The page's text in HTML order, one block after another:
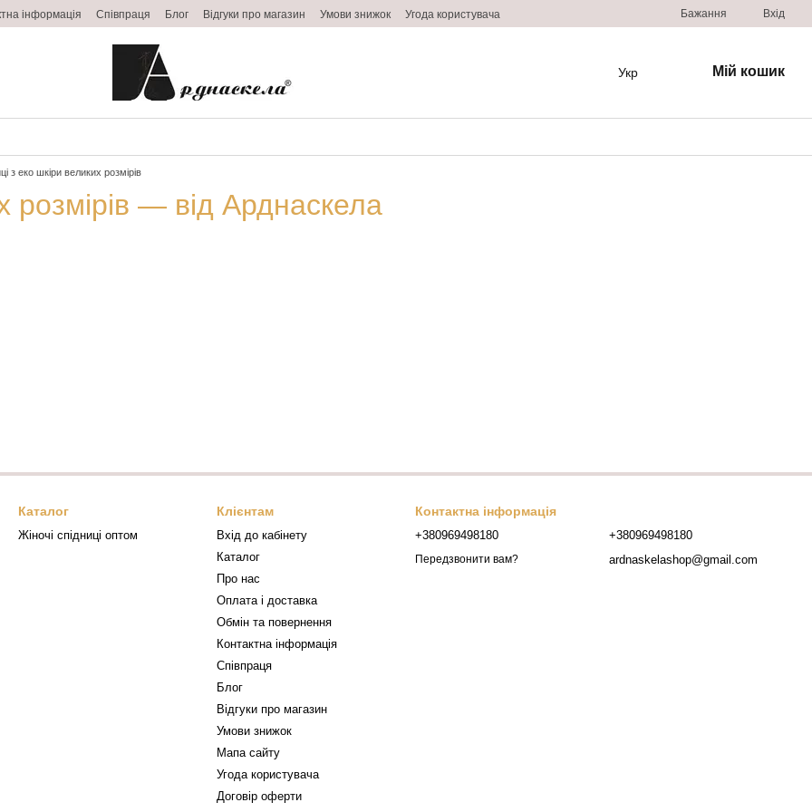
інформація Співпраця Блог Відгуки про магазин Умови знижок
Угода користувача
Бажання Вхід
Укр Мій кошик
з еко шкіри великих розмірів
розмірів — від Арднаскела
Каталог
Жіночі спідниці оптом
Клієнтам
Вхід до кабінету
Каталог
Про нас
Оплата і доставка
Обмін та повернення
Контактна інформація
Співпраця
Блог
Відгуки про магазин
Умови знижок
Мапа сайту
Угода користувача
Договір оферти
Контактна інформація
+380969498180
Передзвонити вам?
+380969498180
ardnaskelashop@gmail.com